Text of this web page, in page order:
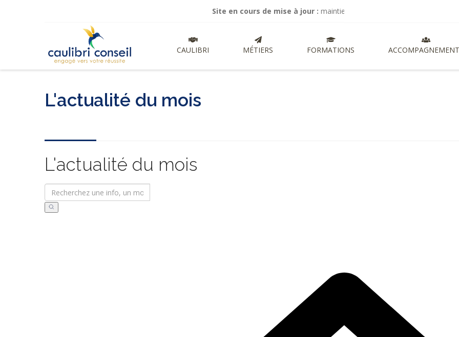
Site en cours de mise à jour : maintien de mes activités de commissariat aux
CAULIBRI MÉTIERS FORMATIONS
L'actualité du mois
L'actualité du mois